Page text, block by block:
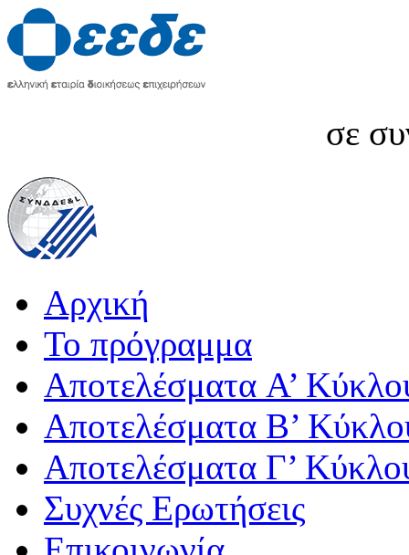
σε
Αρχική
Το πρόγραμμα
Αποτελέσματα A’
Αποτελέσματα Β’
Αποτελέσματα Γ’
Συχνές Ερωτήσεις